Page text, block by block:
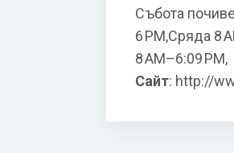
Събота
6 PM,Сряда 8
8 AM–6:09 PM,
Сайт: http://